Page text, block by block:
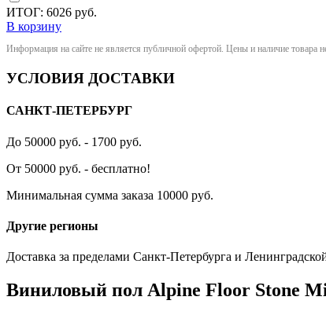
ИТОГ: 6026 руб.
В корзину
Информация на сайте не является публичной офертой. Цены и наличие товара
УСЛОВИЯ ДОСТАВКИ
САНКТ-ПЕТЕРБУРГ
До 50000 руб. - 1700 руб.
От 50000 руб. - бесплатно!
Минимальная сумма заказа 10000 руб.
Другие регионы
Доставка за пределами Санкт-Петербурга и
Виниловый пол Alpine Floor Stone